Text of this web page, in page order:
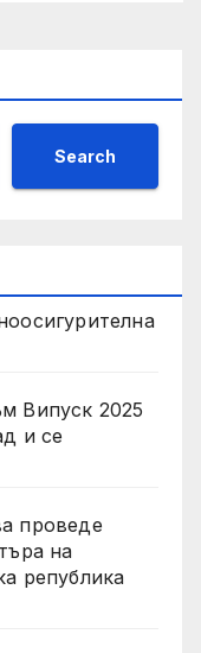
Search
Випуск 2025
и се
проведе
на
република